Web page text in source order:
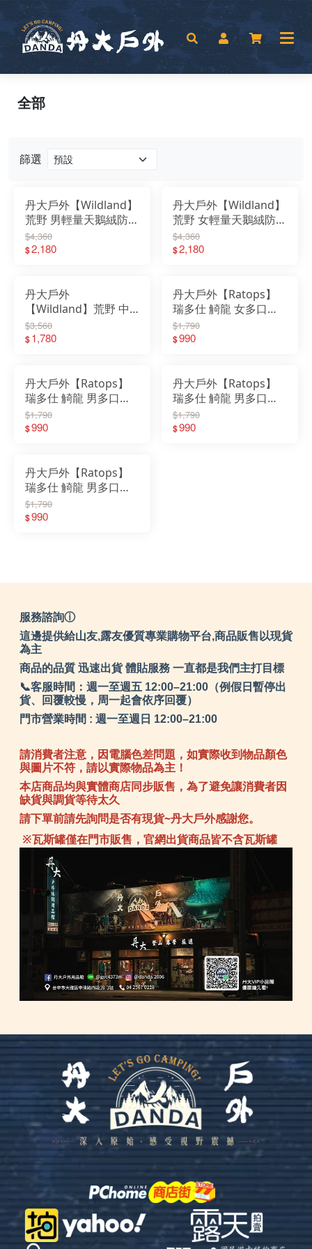
篩選
丹大戶外【Wildland】
荒野 男輕量天鵝絨防風
防潑機能背心 0B32702
｜絨布｜外套｜保暖｜
$4,360
$2,180
丹大戶外【Wildland】
荒野 女輕量天鵝絨防風
防潑機能背心 0B32701
｜絨布｜外套｜保暖｜
$4,360
$2,180
丹大戶外
【Wildland】荒野 中
性透氣抗UV多口袋機
能背心 W1716｜背心
$3,560
$1,780
丹大戶外【Ratops】
瑞多仕 觭龍 女多口袋
背心(拉鍊袋) DA-2388
灰卡其麻灰色｜外套｜
$1,790
$990
丹大戶外【Ratops】
瑞多仕 觭龍 男多口袋
背心(立體袋) DA-2384
牛仔藍麻灰色｜外套｜
$1,790
$990
丹大戶外【Ratops】
瑞多仕 觭龍 男多口袋
背心(拉練袋) DA-2382
碳麻灰色｜外套｜背心
$1,790
$990
丹大戶外【Ratops】
瑞多仕 觭龍 男多口袋
背心(拉練袋) DA-2380
DA-2381｜外套｜背心
$1,790
$990
全部
服務諮詢ⓘ
這邊提供給山友,露友優質專業購物平台,商品販售以現貨
為主
商品的品質 迅速出貨 體貼服務 一直都是我們主打目標
📞客服時間：週一至週五 12:00–21:00（例假日暫停出
貨、回覆較慢，周一起會依序回覆）
門市營業時間 : 週一至週日 12:00–21:00
請消費者注意，因電腦色差問題，如實際收到物品顏色
與圖片不符，請以實際物品為主！
本店商品均與實體商店同步販售，為了避免讓消費者因
缺貨與調貨等待太久
請下單前請先詢問是否有現貨~丹大戶外感謝您。
※瓦斯罐僅在門市販售，官網出貨商品皆不含瓦斯罐